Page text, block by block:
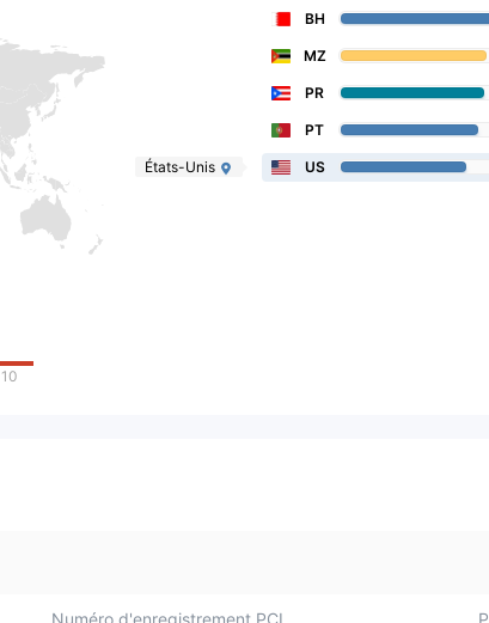
10
BH
MZ
PR
PT
États-Unis US
Numéro d'enregistrement PCI